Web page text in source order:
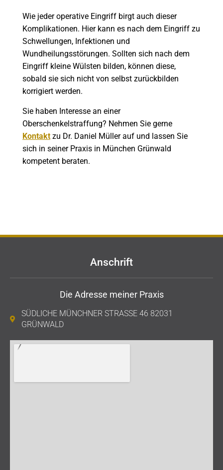
Wie jeder operative Eingriff birgt auch dieser
Komplikationen. Hier kann es nach dem Eingriff zu
Schwellungen, Infektionen und
Wundheilungsstörungen. Sollten sich nach dem
Eingriff kleine Wülsten bilden, können diese,
sobald sie sich nicht von selbst zurückbilden
korrigiert werden.
Sie haben Interesse an einer
Oberschenkelstraffung? Nehmen Sie gerne
Kontakt zu Dr. Daniel Müller auf und lassen Sie
sich in seiner Praxis in München Grünwald
kompetent beraten.
Anschrift
Die Adresse meiner Praxis
SÜDLICHE MÜNCHNER STRASSE 46 82031 G
RÜNWALD